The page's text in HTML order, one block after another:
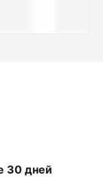
30 дней